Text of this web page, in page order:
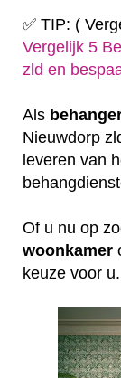
✅ TIP: (
Vergelijk 5
zld en
Als
Nieuwdorp
leveren van
Of u nu op
woonkamer
keuze voor u.